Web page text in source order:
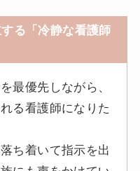
る「冷静な看護師
最優先しながら、
る看護師になりた
ち着いて指示を出